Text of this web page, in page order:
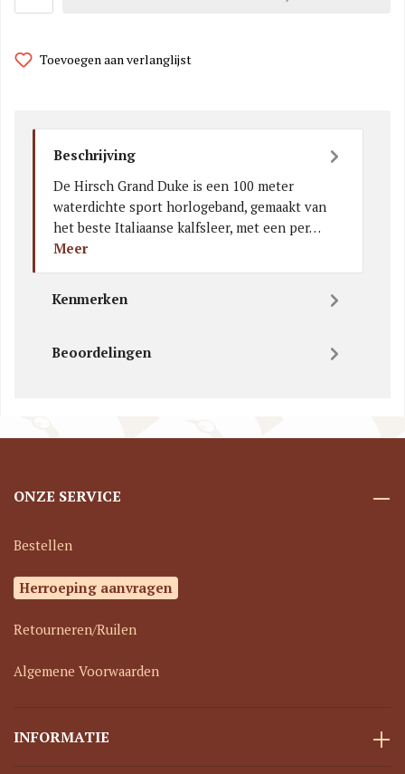
Toevoegen aan verlanglijst
Beschrijving
De Hirsch Grand Duke is een 100 meter
waterdichte sport horlogeband, gemaakt van
het beste Italiaanse kalfsleer, met een per…
Meer
Kenmerken
Beoordelingen
ONZE SERVICE
Bestellen
Herroeping aanvragen
Retourneren/Ruilen
Algemene Voorwaarden
INFORMATIE